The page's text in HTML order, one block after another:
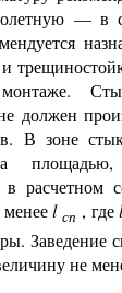
— в
должен
В зоне
площадью,
расчетном
менееl сп , где
Заведение
не